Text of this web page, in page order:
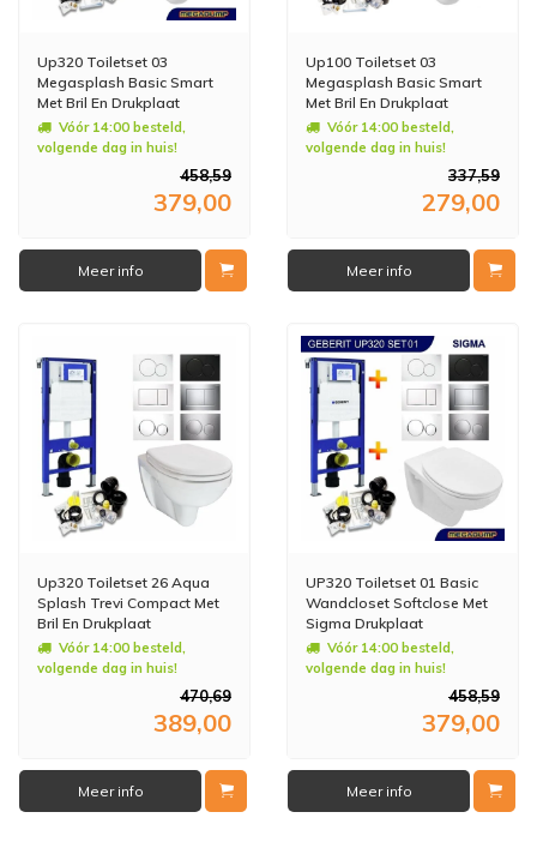
Up320 Toiletset 03
Megasplash Basic Smart
Met Bril En Drukplaat
Vóór 14:00 besteld,
volgende dag in huis!
458,59
379,00
Meer info
Up100 Toiletset 03
Megasplash Basic Smart
Met Bril En Drukplaat
Vóór 14:00 besteld,
volgende dag in huis!
337,59
279,00
Meer info
Up320 Toiletset 26 Aqua
Splash Trevi Compact Met
Bril En Drukplaat
Vóór 14:00 besteld,
volgende dag in huis!
470,69
389,00
Meer info
UP320 Toiletset 01 Basic
Wandcloset Softclose Met
Sigma Drukplaat
Vóór 14:00 besteld,
volgende dag in huis!
458,59
379,00
Meer info